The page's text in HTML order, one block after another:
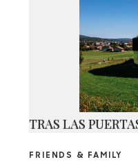
TRAS LAS
FRIENDS & FAMILY